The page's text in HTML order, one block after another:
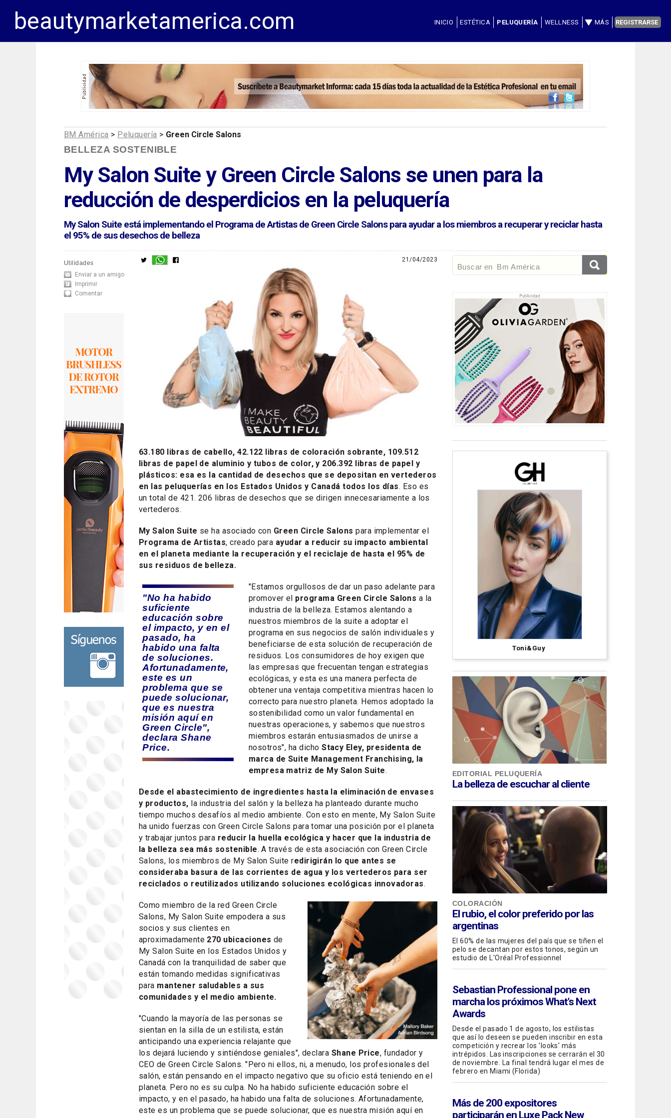
beautymarketamerica.com INICIO ESTÉTICA PELUQUERÍA WELLNESS MÁS REGISTRARSE
BM América > Peluquería > Green Circle Salons
BELLEZA SOSTENIBLE
My Salon Suite y Green Circle Salons se unen para la
reducción de desperdicios en la peluquería
My Salon Suite está implementando el Programa de Artistas de Green Circle Salons para ayudar a los miembros a recuperar y reciclar hasta
el 95% de sus desechos de belleza
Utilidades
Enviar a un amigo
Imprimir
Comentar
EDITORIAL PELUQUERÍA
La belleza de escuchar al cliente
COLORACIÓN
El rubio, el color preferido por las
argentinas
El 60% de las mujeres del país que se tiñen el
pelo se decantan por estos tonos, según un
estudio de L'Oréal Professionnel
Sebastian Professional pone en
marcha los próximos What's Next
Awards
Desde el pasado 1 de agosto, los estilistas
que así lo deseen se pueden inscribir en esta
competición y recrear los 'looks' más
intrépidos. Las inscripciones se cerrarán el 30
de noviembre. La final tendrá lugar el mes de
febrero en Miami (Florida)
Más de 200 expositores
participarán en Luxe Pack New
21/04/2023
63.180 libras de cabello, 42.122 libras de coloración sobrante, 109.512
libras de papel de aluminio y tubos de color, y 206.392 libras de papel y
plásticos: esa es la cantidad de desechos que se depositan en vertederos
en las peluquerías en los Estados Unidos y Canadá todos los días. Eso es
un total de 421. 206 libras de desechos que se dirigen innecesariamente a los
vertederos.
My Salon Suite se ha asociado con Green Circle Salons para implementar el
Programa de Artistas, creado para ayudar a reducir su impacto ambiental
en el planeta mediante la recuperación y el reciclaje de hasta el 95% de
sus residuos de belleza.
"No ha habido
suficiente
educación sobre
el impacto, y en el
pasado, ha
habido una falta
de soluciones.
Afortunadamente,
este es un
problema que se
puede solucionar,
que es nuestra
misión aquí en
Green Circle",
declara Shane
Price.
"Estamos orgullosos de dar un paso adelante para
promover el programa Green Circle Salons a la
industria de la belleza. Estamos alentando a
nuestros miembros de la suite a adoptar el
programa en sus negocios de salón individuales y
beneficiarse de esta solución de recuperación de
residuos. Los consumidores de hoy exigen que
las empresas que frecuentan tengan estrategias
ecológicas, y esta es una manera perfecta de
obtener una ventaja competitiva mientras hacen lo
correcto para nuestro planeta. Hemos adoptado la
sostenibilidad como un valor fundamental en
nuestras operaciones, y sabemos que nuestros
miembros estarán entusiasmados de unirse a
nosotros", ha dichoStacy Eley, presidenta de
marca de Suite Management Franchising, la
empresa matriz de My Salon Suite.
Desde el abastecimiento de ingredientes hasta la eliminación de envases
y productos, la industria del salón y la belleza ha planteado durante mucho
tiempo muchos desafíos al medio ambiente. Con esto en mente, My Salon Suite
ha unido fuerzas con Green Circle Salons para tomar una posición por el planeta
y trabajar juntos para reducir la huella ecológica y hacer que la industria de
la belleza sea más sostenible. A través de esta asociación con Green Circle
Salons, los miembros de My Salon Suite redirigirán lo que antes se
consideraba basura de las corrientes de agua y los vertederos para ser
reciclados o reutilizados utilizando soluciones ecológicas innovadoras.
Como miembro de la red Green Circle
Salons, My Salon Suite empodera a sus
socios y sus clientes en
aproximadamente 270 ubicaciones de
My Salon Suite en los Estados Unidos y
Canadá con la tranquilidad de saber que
están tomando medidas significativas
para mantener saludables a sus
comunidades y el medio ambiente.
"Cuando la mayoría de las personas se
sientan en la silla de un estilista, están
anticipando una experiencia relajante que
los dejará luciendo y sintiéndose geniales", declara Shane Price, fundador y
CEO de Green Circle Salons. "Pero ni ellos, ni, a menudo, los profesionales del
salón, están pensando en el impacto negativo que su oficio está teniendo en el
planeta. Pero no es su culpa. No ha habido suficiente educación sobre el
impacto, y en el pasado, ha habido una falta de soluciones. Afortunadamente,
este es un problema que se puede solucionar, que es nuestra misión aquí en